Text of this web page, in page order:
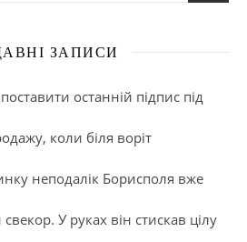
ЗАПИСИ
останній підпис під
коли біля воріт
неподалік Борисполя вже
У руках він стискав цілу